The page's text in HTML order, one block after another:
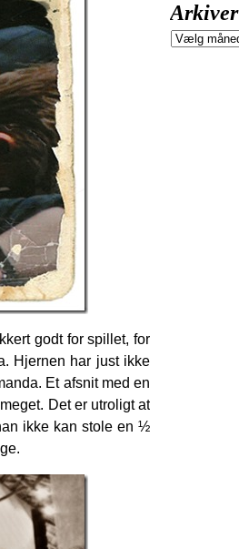
godt for spillet, for
Hjernen har just ikke
Et afsnit med en
Det er utroligt at
ikke kan stole en ½
Arkiver